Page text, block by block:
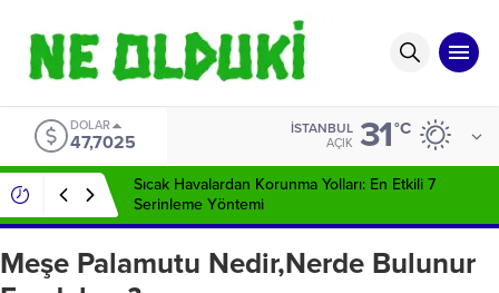
EURO
55,0112
İSTANBUL
AÇIK 31°C
Sıcak Havalardan Korunma Yolları: En Etkili 7
Serinleme Yöntemi
Meşe Palamutu Nedir,Nerde Bulunur